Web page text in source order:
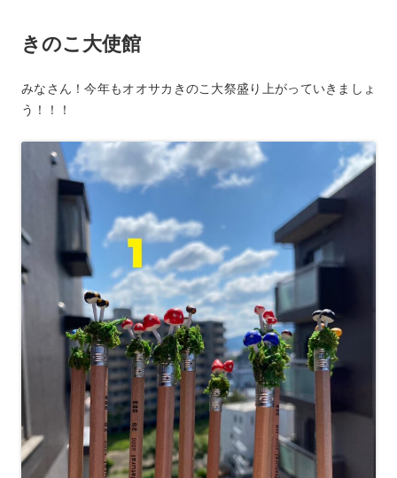
k
きのこ大使館
みなさん！今年もオオサカきのこ大祭盛り上がっていきましょ
う！！！